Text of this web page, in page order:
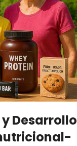
Desarrollo